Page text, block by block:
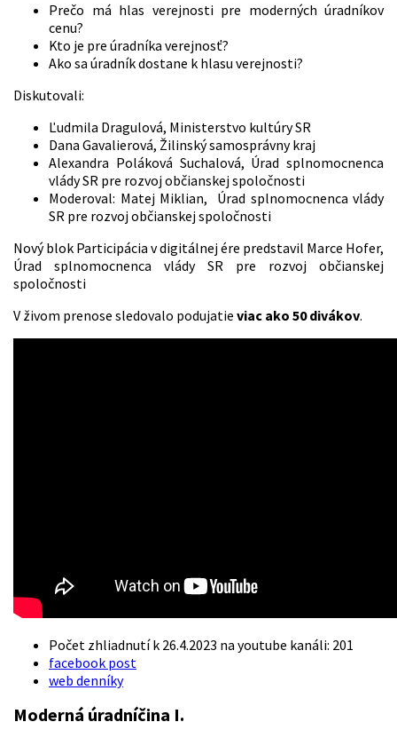
Prečo má hlas verejnosti pre moderných úradníkov
cenu?
Kto je pre úradníka verejnosť?
Ako sa úradník dostane k hlasu verejnosti?
Diskutovali:
Ľudmila Dragulová, Ministerstvo kultúry SR
Dana Gavalierová, Žilinský samosprávny kraj
Alexandra Poláková Suchalová, Úrad splnomocnenca
vlády SR pre rozvoj občianskej spoločnosti
Moderoval: Matej Miklian, Úrad splnomocnenca vlády
SR pre rozvoj občianskej spoločnosti
Nový blok Participácia v digitálnej ére predstavil Marce Hofer,
Úrad splnomocnenca vlády SR pre rozvoj občianskej
spoločnosti
V živom prenose sledovalo podujatie viac ako 50 divákov.
Počet zhliadnutí k 26.4.2023 na youtube kanáli: 201
facebook post
web denníky
Moderná úradníčina I.